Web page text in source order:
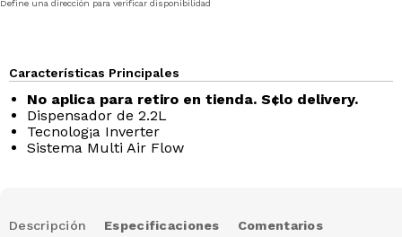
Define una dirección para verificar disponibilidad
Características Principales
No aplica para retiro en tienda. S¢lo delivery.
Dispensador de 2.2L
Tecnolog¡a Inverter
Sistema Multi Air Flow
Descripción Especificaciones Comentarios